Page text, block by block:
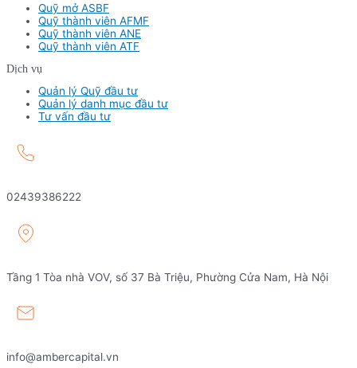
Quỹ mở ASBF
Quỹ thành viên AFMF
Quỹ thành viên ANE
Quỹ thành viên ATF
Dịch vụ
Quản lý Quỹ đầu tư
Quản lý danh mục đầu tư
Tư vấn đầu tư
02439386222
Tầng 1 Tòa nhà VOV, số 37 Bà Triệu, Phường Cửa Nam, Hà Nội
info@ambercapital.vn